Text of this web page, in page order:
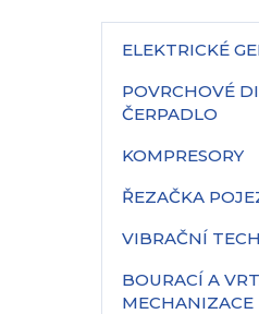
ELEKTRICKÉ
POVRCHOVÉ
ČERPADLO
KOMPRESORY
ŘEZAČKA
VIBRAČNÍ
BOURACÍ A
MECHANIZACE